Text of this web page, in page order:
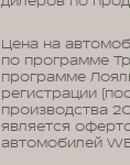
Цена на
по программе
программе
регистрации
производства
является
автомобилей